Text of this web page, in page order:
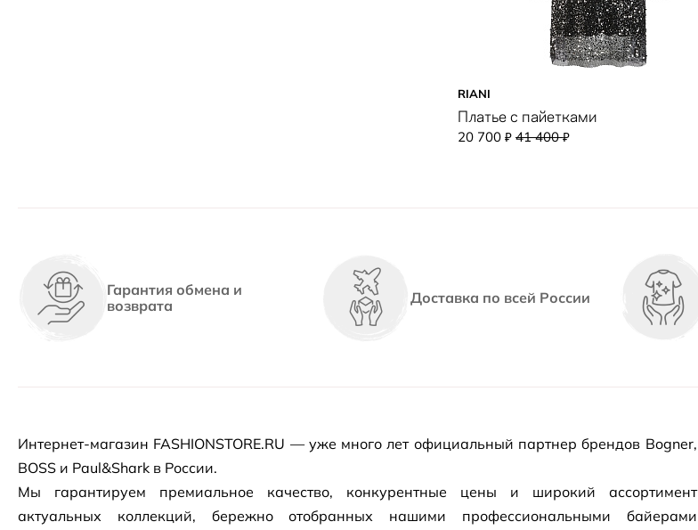
RIANI
Платье с пайетками
20 700 ₽ 41 400₽
Гарантия обмена и
возврата
Доставка по всей России
Интернет-магазин FASHIONSTORE.RU — уже много лет официальный партнер брендов Bogner,
BOSS и Paul&Shark в России.
Мы гарантируем премиальное качество, конкурентные цены и широкий ассортимент
актуальных коллекций, бережно отобранных нашими профессиональными байерами